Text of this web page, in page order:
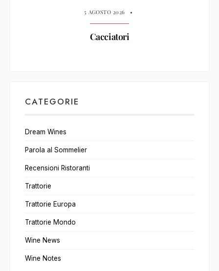
5 AGOSTO 2026 •
Cacciatori
CATEGORIE
Dream Wines
Parola al Sommelier
Recensioni Ristoranti
Trattorie
Trattorie Europa
Trattorie Mondo
Wine News
Wine Notes